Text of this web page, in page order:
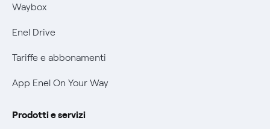
Mobilità Elettrica
Phishing e truffe online
Verifica chi ti ha chiamato
Agevolazione utenti con disabilità per offerte Fibra
Waybox
Enel Drive
Tariffe e abbonamenti
App Enel On Your Way
Prodotti e servizi